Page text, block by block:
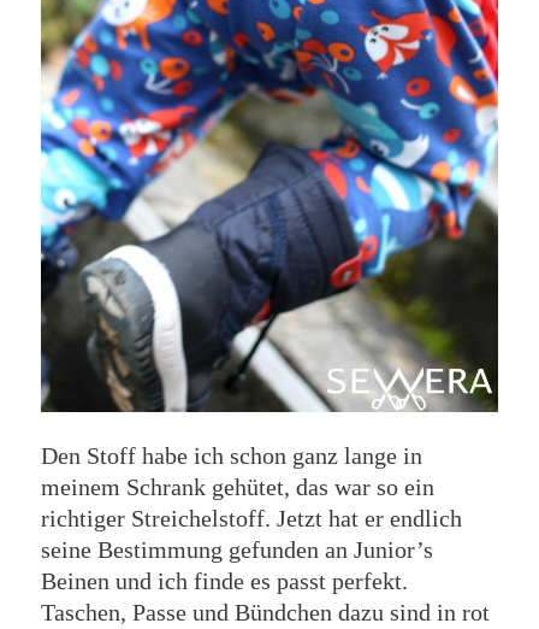
Den Stoff habe ich schon ganz lange in
meinem Schrank gehütet, das war so ein
richtiger Streichelstoff. Jetzt hat er endlich
seine Bestimmung gefunden an Junior’s
Beinen und ich finde es passt perfekt.
Taschen, Passe und Bündchen dazu sind in rot